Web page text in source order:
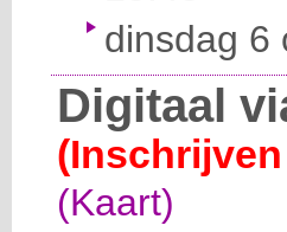
dinsdag 6
Digitaal
(Kaart)